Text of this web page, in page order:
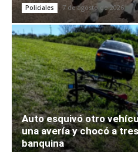
Policiales 7 de agosto de 2026
Auto esquivó otro
una avería y chocó a
banquina